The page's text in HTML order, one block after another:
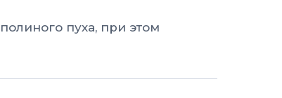
пуха, при этом